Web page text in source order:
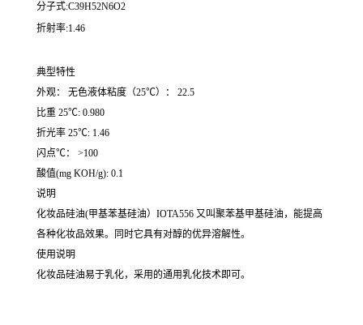
分子式:C39H52N6O2
折射率:1.46
典型特性
外观： 无色液体粘度（25℃）： 22.5
比重 25℃: 0.980
折光率 25℃: 1.46
闪点℃： >100
酸值(mg KOH/g): 0.1
说明
化妆品硅油(甲基苯基硅油）IOTA556 又叫聚苯基甲基硅油，能提高
各种化妆品效果。同时它具有对醇的优异溶解性。
使用说明
化妆品硅油易于乳化，采用的通用乳化技术即可。